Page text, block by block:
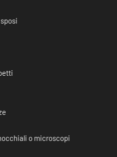
o microscopi